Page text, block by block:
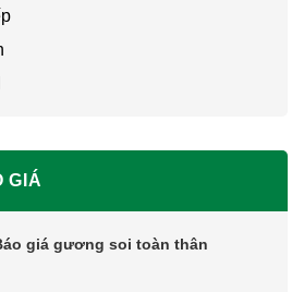
GIÁ
giá gương soi toàn thân